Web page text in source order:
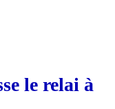
le relai à